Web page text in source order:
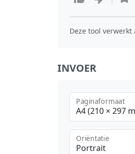
Deze tool
INVOER
A4 (210 × 297
Paginaformaat
Portrait
Oriëntatie